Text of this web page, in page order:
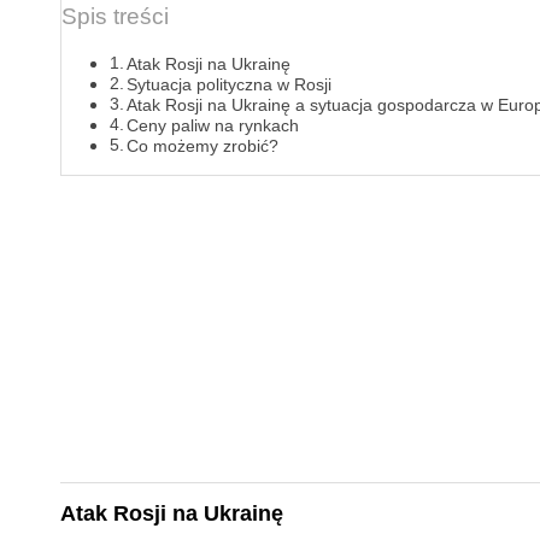
Spis treści
Atak Rosji na Ukrainę
Sytuacja polityczna w Rosji
Atak Rosji na Ukrainę a sytuacja gospodarcza w
Ceny paliw na rynkach
Co możemy zrobić?
Atak Rosji na Ukrainę